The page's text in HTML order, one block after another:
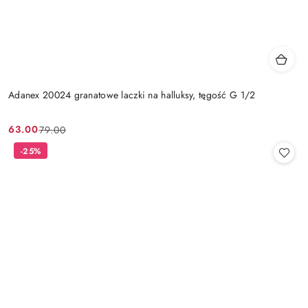
Adanex 20024 granatowe laczki na halluksy, tęgość G 1/2
Cena
promocyjna:
63.00
Cena
przed
79.00
-25%